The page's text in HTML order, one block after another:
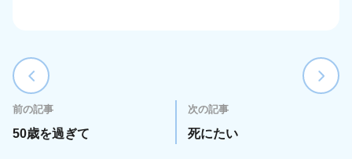
前の記事
50歳を過ぎて
次の記事
死にたい